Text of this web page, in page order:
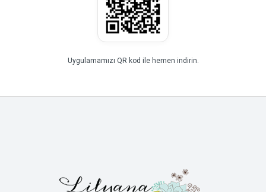
Uygulamamızı QR kod ile hemen indirin.